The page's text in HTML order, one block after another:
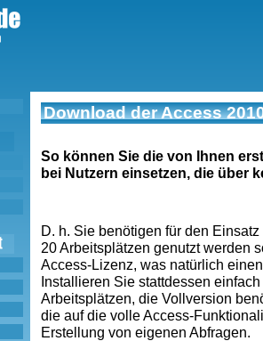
Download der Access
So können Sie die von Ihnen
bei Nutzern einsetzen, die über
D. h. Sie benötigen für den
20 Arbeitsplätzen genutzt werden
Access-Lizenz, was natürlich
Installieren Sie stattdessen
Arbeitsplätzen, die Vollversion
die auf die volle Access-
Erstellung von eigenen Abfragen.